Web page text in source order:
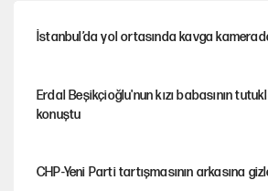
İstanbul’da yol ortasında kavga
Erdal Beşikçioğlu'nun kızı babasının
konuştu
CHP-Yeni Parti tartışmasının arkasına